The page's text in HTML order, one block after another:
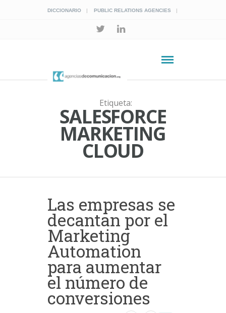
DICCIONARIO PUBLIC RELATIONS AGENCIES
Etiqueta:
SALESFORCE
MARKETING
CLOUD
Las empresas se
decantan por el
Marketing
Automation
para aumentar
el número de
conversiones